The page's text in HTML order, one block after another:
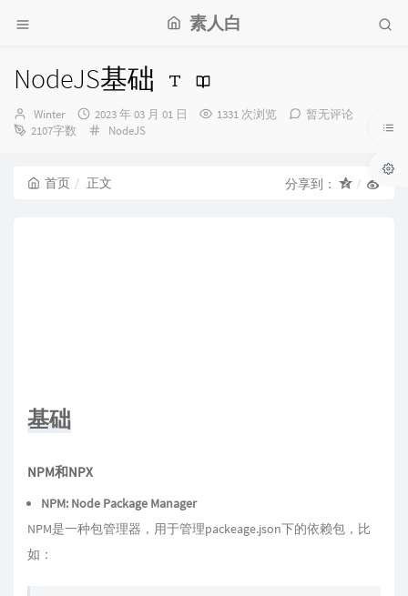
素人白
NodeJS基础
博
主：
Winter
发
布
2023 年 03 月 01 日 1331 次浏览
暂无评论
2107字数
分
NodeJS
首页 正文 分享到：
基础
NPM和NPX
NPM: Node Package Manager
NPM是一种包管理器，用于管理packeage.json下的依赖包，比
如：